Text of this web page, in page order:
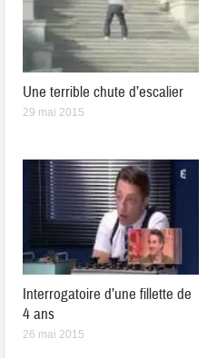
Une terrible chute d’escalier
29 mai 2015
Interrogatoire d’une fillette de
4 ans
26 mai 2015